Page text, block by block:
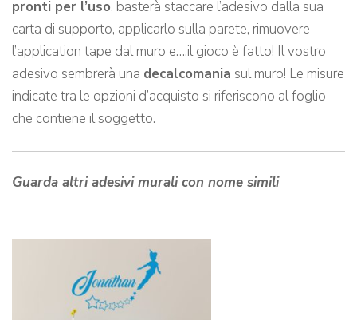
pronti per l’uso, basterà staccare l’adesivo dalla sua
carta di supporto, applicarlo sulla parete, rimuovere
l’application tape dal muro e….il gioco è fatto! Il vostro
adesivo sembrerà una decalcomania sul muro! Le misure
indicate tra le opzioni d’acquisto si riferiscono al foglio
che contiene il soggetto.
Guarda altri adesivi murali con nome simili